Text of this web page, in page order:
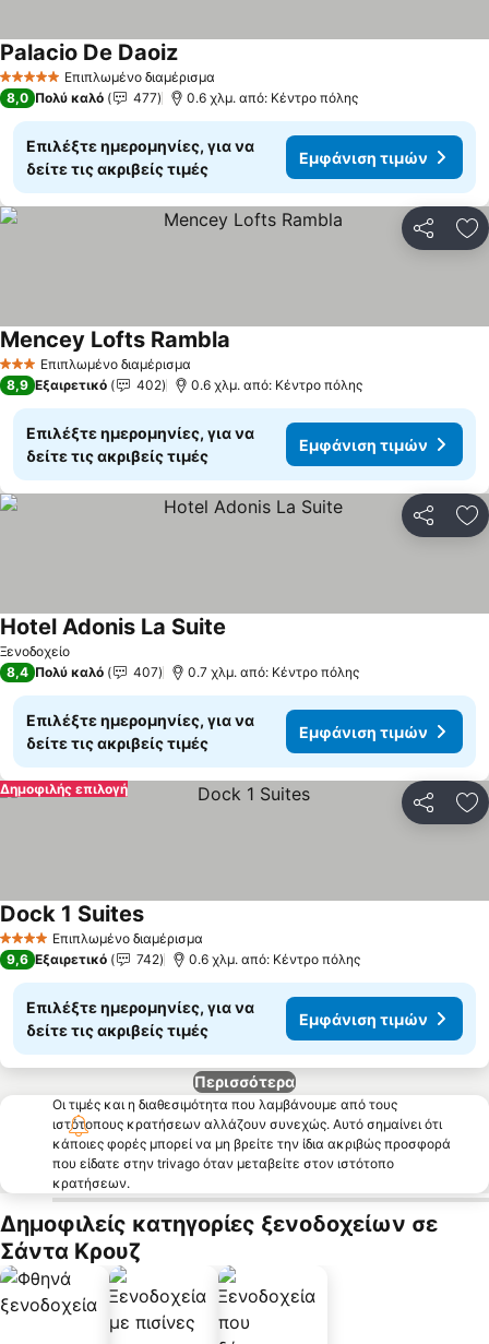
5 Αστέρια Επιπλωμένο διαμέρισμα
Palacio De Daoiz
8,0 Πολύ καλό 477 0.6 χλμ. από: Κέντρο πόλης
Επιλέξτε ημερομηνίες, για να
δείτε τις ακριβείς τιμές
Εμφάνιση τιμών
3 ΑστέριαΕπιπλωμένο διαμέρισμα
Mencey Lofts Rambla
8,9 Εξαιρετικό 402 0.6 χλμ. από: Κέντρο πόλης
Επιλέξτε ημερομηνίες, για να
δείτε τις ακριβείς τιμές
Εμφάνιση τιμών
Ξενοδοχείο
Hotel Adonis La Suite
8,4 Πολύ καλό 407 0.7 χλμ. από: Κέντρο πόλης
Επιλέξτε ημερομηνίες, για να
δείτε τις ακριβείς τιμές
Εμφάνιση τιμών
Δημοφιλής επιλογή
4 ΑστέριαΕπιπλωμένο διαμέρισμα
Dock 1 Suites
9,6 Εξαιρετικό 742 0.6 χλμ. από: Κέντρο πόλης
Επιλέξτε ημερομηνίες, για να
δείτε τις ακριβείς τιμές
Εμφάνιση τιμών
Περισσότερα
Οι τιμές και η διαθεσιμότητα που λαμβάνουμε από τους
ιστότοπους κρατήσεων αλλάζουν συνεχώς. Αυτό σημαίνει ότι
κάποιες φορές μπορεί να μη βρείτε την ίδια ακριβώς προσφορά
που είδατε στην trivago όταν μεταβείτε στον ιστότοπο
κρατήσεων.
Δημοφιλείς κατηγορίες ξενοδοχείων σε
Σάντα Κρουζ